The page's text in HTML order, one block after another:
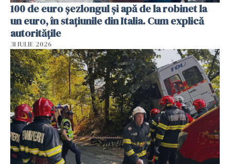
100 de euro șezlongul și apă de la robinet la
un euro, în stațiunile din Italia. Cum explică
autoritățile
31 IULIE 2026